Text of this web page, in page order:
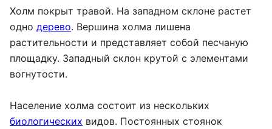
Холм покрыт травой. На западном склоне растет
одно дерево. Вершина холма лишена
растительности и представляет собой песчаную
площадку. Западный склон крутой с элементами
вогнутости.
Население холма состоит из нескольких
биологических видов. Постоянных стоянок